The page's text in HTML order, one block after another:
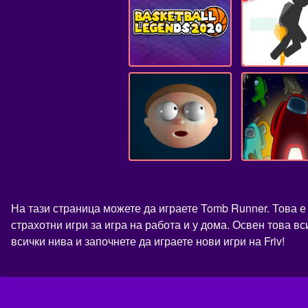
На тази страница можете да играете Tomb Runner.
страхотни игри за игра на работа и у дома. Освен това
всички нива и започнете да играете нови игри на Friv!